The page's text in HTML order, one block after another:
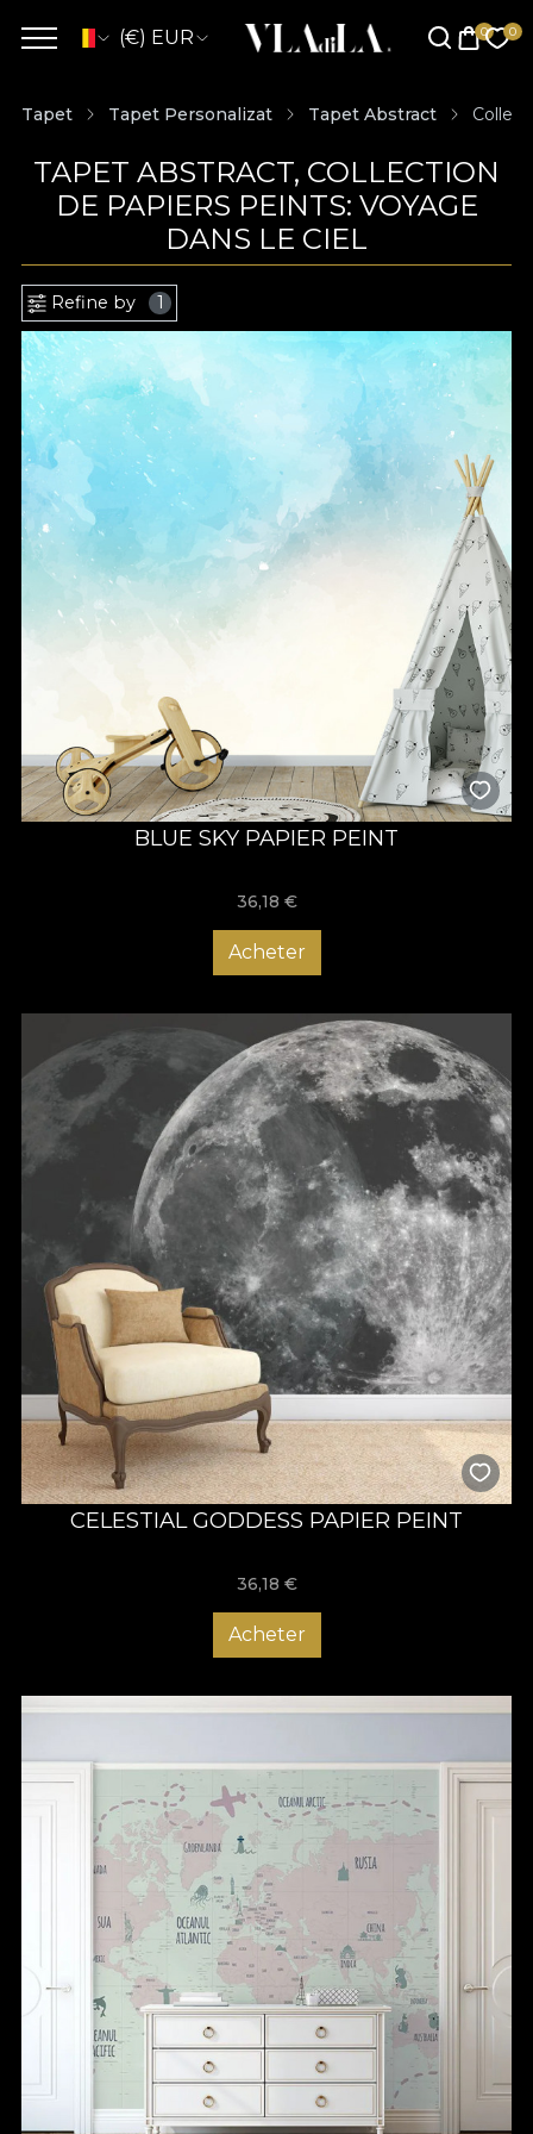
(€) EUR
Tapet Tapet Personalizat Tapet Abstract
TAPET ABSTRACT, COLLECTION
DE PAPIERS PEINTS: VOYAGE
DANS LE CIEL
Refine by 1
BLUE SKY PAPIER PEINT
36,18 €
Acheter
CELESTIAL GODDESS PAPIER PEINT
36,18 €
Acheter